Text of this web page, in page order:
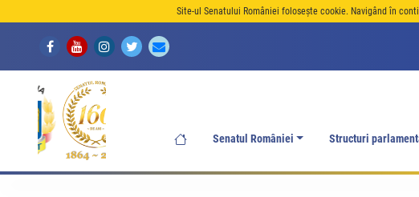
Site-ul Senatului României folosește cookie. Navigând în
Senatul României Structuri